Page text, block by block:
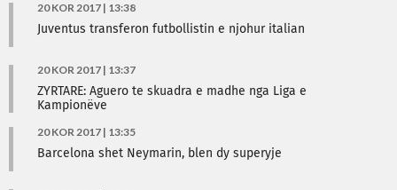
20 KOR 2017 | 13:38
Juventus transferon futbollistin e njohur italian
20 KOR 2017 | 13:37
ZYRTARE: Aguero te skuadra e madhe nga Liga e
Kampionëve
20 KOR 2017 | 13:35
Barcelona shet Neymarin, blen dy superyje